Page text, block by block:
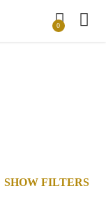
0
SHOW FILTERS